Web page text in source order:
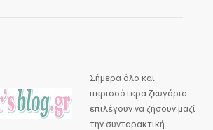
Σήμερα όλο και
περισσότερα ζευγάρια
επιλέγουν να ζήσουν μαζί
την συνταρακτική